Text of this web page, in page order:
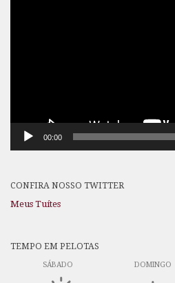
00:00
CONFIRA NOSSO TWITTER
Meus Tuítes
TEMPO EM PELOTAS
SÁBADO DOMINGO